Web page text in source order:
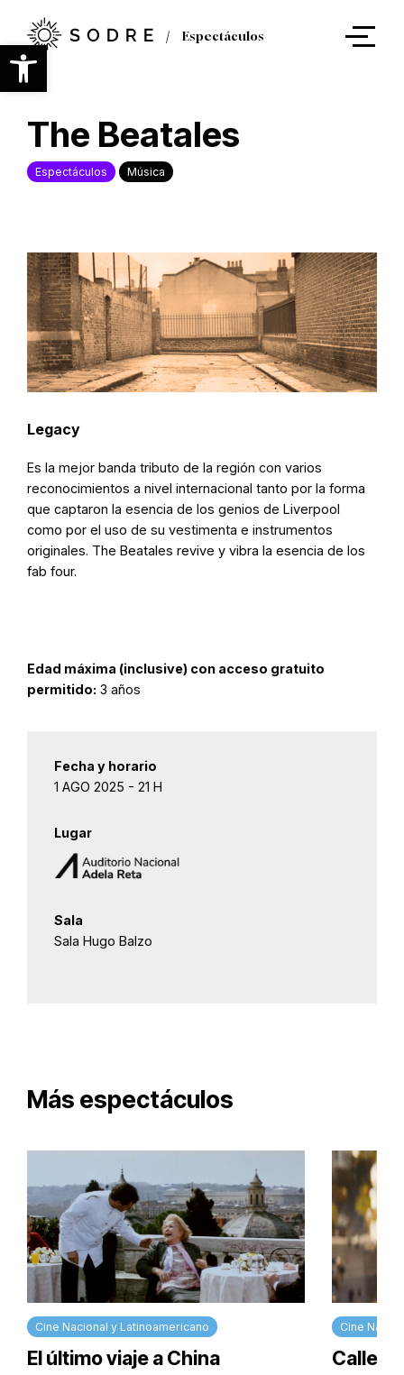
Abrir barra de herramientas
contenido
principal
Espectáculos
The Beatales
Espectáculos Música
Legacy
Es la mejor banda tributo de la región con varios
reconocimientos a nivel internacional tanto por la forma
que captaron la esencia de los genios de Liverpool
como por el uso de su vestimenta e instrumentos
originales. The Beatales revive y vibra la esencia de los
fab four.
Edad máxima (inclusive) con acceso gratuito
permitido: 3 años
Fecha y horario
1 AGO 2025 - 21 H
Lugar
Sala
Sala Hugo Balzo
Más espectáculos
Cine Nacional y Latinoamericano
El último viaje a China
Cine
Calle